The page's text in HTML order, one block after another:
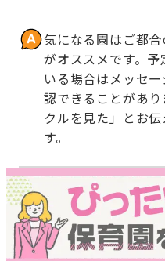
気になる園はご都
がオススメです。
いる場合はメッセ
認できることがあ
クルを見た」とお
す。